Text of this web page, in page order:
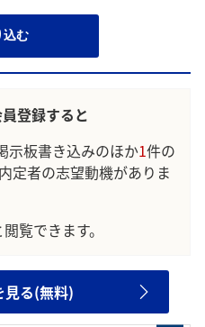
込む
登録すると
示板書き込みのほか1件の
定者の志望動機がありま
覧できます。
見る(無料)